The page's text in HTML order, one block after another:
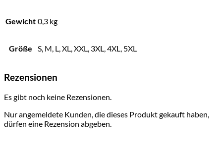
Gewicht 0,3 kg
Größe S, M, L, XL, XXL, 3XL, 4XL, 5XL
Rezensionen
Es gibt noch keine Rezensionen.
Nur angemeldete Kunden, die dieses Produkt gekauft haben,
dürfen eine Rezension abgeben.